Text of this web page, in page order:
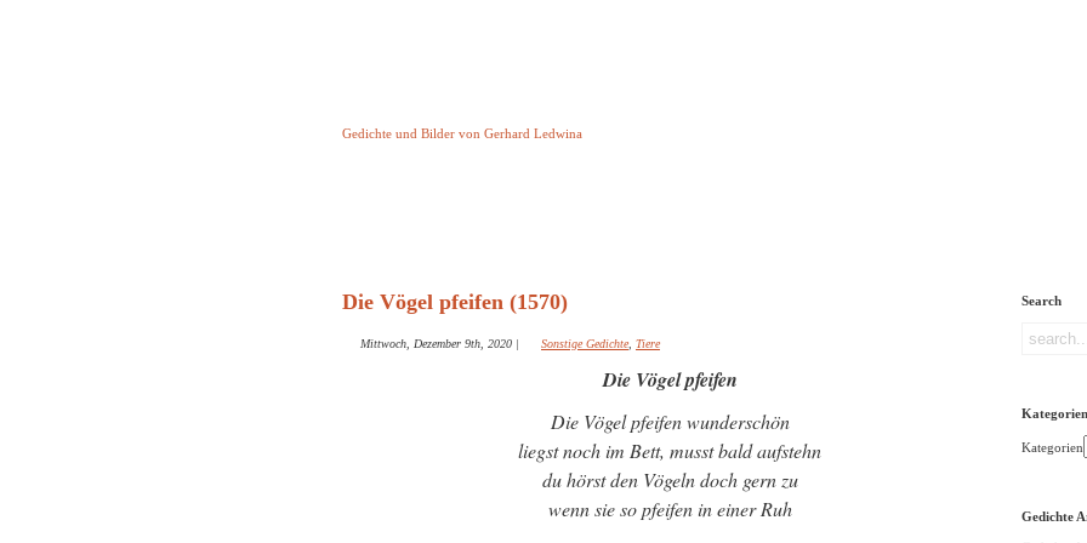
Gedichte und Bilder von Gerhard Ledwina
Die Vögel pfeifen (1570)
Mittwoch, Dezember 9th, 2020 | Sonstige Gedichte Tiere
Die Vögel pfeifen
Die Vögel pfeifen wunderschön
liegst noch im Bett, musst bald aufstehn
du hörst den Vögeln doch gern zu
wenn sie so pfeifen in einer Ruh
Search
Kategorien
Kategorien
Gedichte